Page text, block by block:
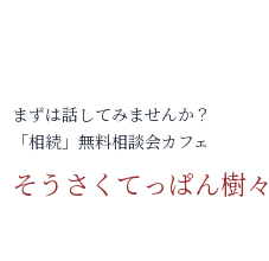
まずは話してみませんか？
「相続」無料相談会カフェ
そうさくてっぱん樹々